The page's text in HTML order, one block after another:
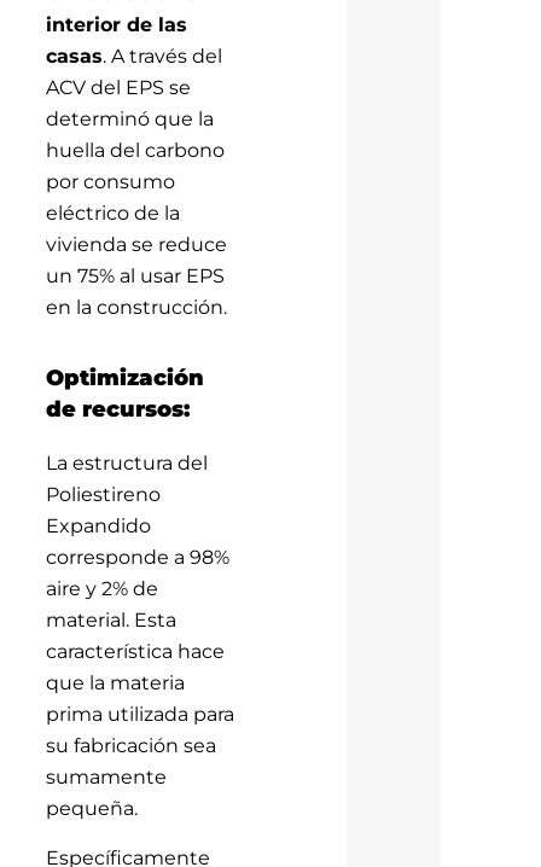
interior de las
casas. A través del
ACV del EPS se
determinó que la
huella del carbono
por consumo
eléctrico de la
vivienda se reduce
un 75% al usar EPS
en la construcción.
Optimización
de recursos:
La estructura del
Poliestireno
Expandido
corresponde a 98%
aire y 2% de
material. Esta
característica hace
que la materia
prima utilizada para
su fabricación sea
sumamente
pequeña.
Específicamente